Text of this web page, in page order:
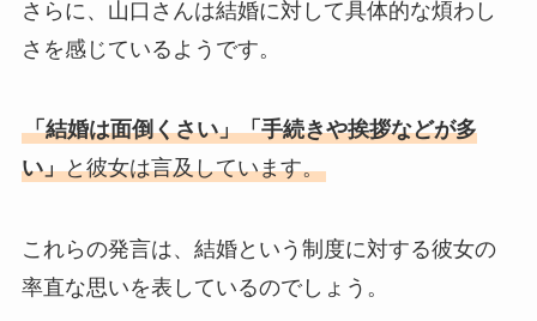
さらに、山口さんは結婚に対して具体的な煩わし
さを感じているようです。
「結婚は面倒くさい」「手続きや挨拶などが多
い」と彼女は言及しています。
これらの発言は、結婚という制度に対する彼女の
率直な思いを表しているのでしょう。